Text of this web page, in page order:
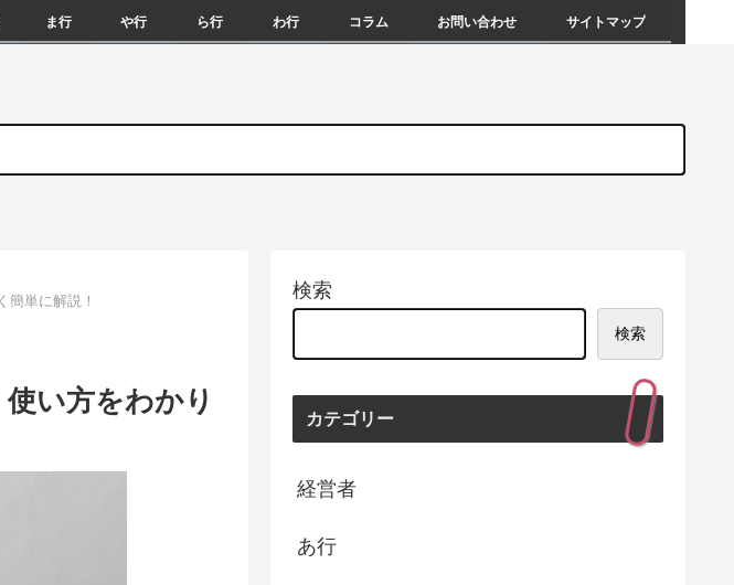
ま行 や行 ら行 わ行 コラム お問い合わせ サイトマップ
簡単に解説！
い方をわかり
検索
検索
カテゴリー
経営者
あ行